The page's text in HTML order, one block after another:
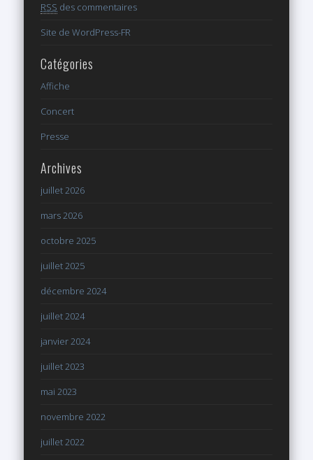
RSS des commentaires
Site de WordPress-FR
Catégories
Affiche
Concert
Presse
Archives
juillet 2026
mars 2026
octobre 2025
juillet 2025
décembre 2024
juillet 2024
janvier 2024
juillet 2023
mai 2023
novembre 2022
juillet 2022